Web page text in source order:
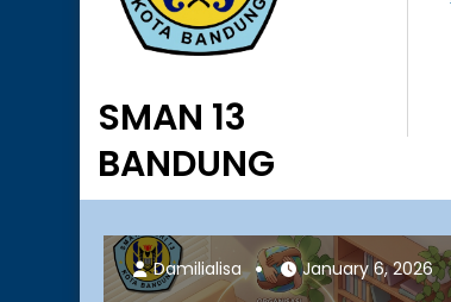
SMAN 13
BANDUNG
Damilialisa January 6, 2026
January 6, 2026